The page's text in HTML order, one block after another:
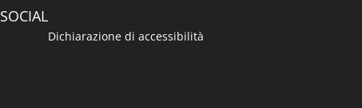
SOCIAL
Dichiarazione di accessibilità